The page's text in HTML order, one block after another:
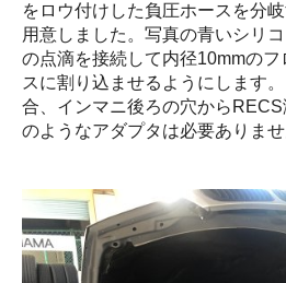
をロウ付けした負圧ホースを分
用意しました。写真の青いシリ
の点滴を接続して内径10mmの
スに割り込ませるようにします
合、インマニ後ろの穴から
のようなアダプタは必要ありませ